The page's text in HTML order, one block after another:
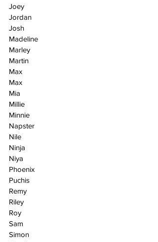
Joey
Jordan
Josh
Madeline
Marley
Martin
Max
Max
Mia
Millie
Minnie
Napster
Nile
Ninja
Niya
Phoenix
Puchis
Remy
Riley
Roy
Sam
Simon